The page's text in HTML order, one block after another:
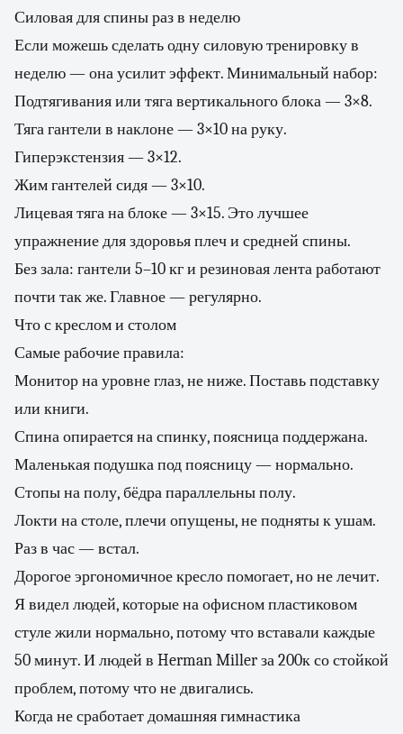
Силовая для спины раз в неделю
Если можешь сделать одну силовую тренировку в
неделю — она усилит эффект. Минимальный набор:
Подтягивания или тяга вертикального блока — 3×8.
Тяга гантели в наклоне — 3×10 на руку.
Гиперэкстензия — 3×12.
Жим гантелей сидя — 3×10.
Лицевая тяга на блоке — 3×15. Это лучшее
упражнение для здоровья плеч и средней спины.
Без зала: гантели 5–10 кг и резиновая лента работают
почти так же. Главное — регулярно.
Что с креслом и столом
Самые рабочие правила:
Монитор на уровне глаз, не ниже. Поставь подставку
или книги.
Спина опирается на спинку, поясница поддержана.
Маленькая подушка под поясницу — нормально.
Стопы на полу, бёдра параллельны полу.
Локти на столе, плечи опущены, не подняты к ушам.
Раз в час — встал.
Дорогое эргономичное кресло помогает, но не лечит.
Я видел людей, которые на офисном пластиковом
стуле жили нормально, потому что вставали каждые
50 минут. И людей в Herman Miller за 200к со стойкой
проблем, потому что не двигались.
Когда не сработает домашняя гимнастика